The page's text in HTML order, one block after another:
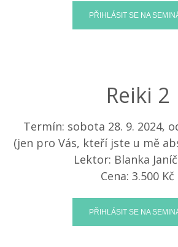
Reiki 2
Termín: sobota 28. 9. 2024,
(jen pro Vás, kteří jste u mě
Lektor: Blanka
Cena: 3.500 Kč